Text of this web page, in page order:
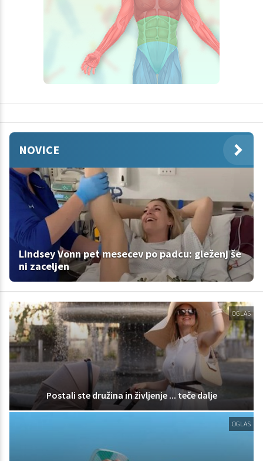
NOVICE
Lindsey Vonn pet mesecev po padcu: gleženj še
ni zaceljen
OGLAS
Postali ste družina in življenje ... teče dalje
OGLAS